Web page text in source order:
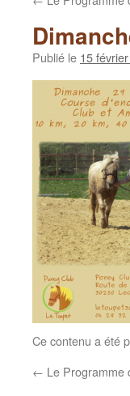
Publié le 15
Ce contenu a été
← Le Programme